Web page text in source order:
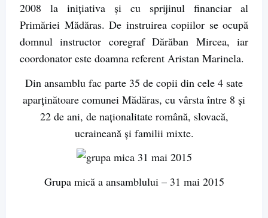
2008 la inițiativa și cu sprijinul financiar al
Primăriei Mădăras. De instruirea copiilor se ocupă
domnul instructor coregraf Dărăban Mircea, iar
coordonator este doamna referent Aristan Marinela.
Din ansamblu fac parte 35 de copii din cele 4 sate
aparținătoare comunei Mădăras, cu vârsta între 8 și
22 de ani, de naționalitate română, slovacă,
ucraineană și familii mixte.
Grupa mică a ansamblului – 31 mai 2015